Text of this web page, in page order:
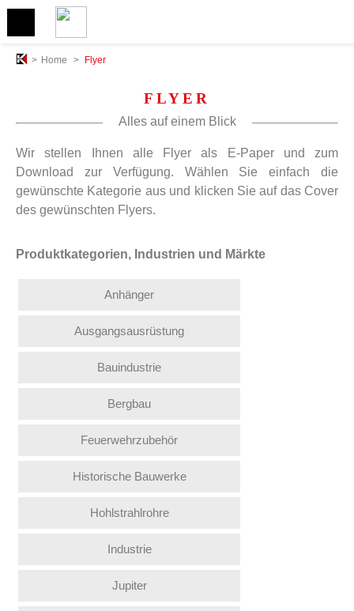
> Home > Flyer
FLYER
Alles auf einem Blick
Wir stellen Ihnen alle Flyer als E-Paper und zum
Download zur Verfügung. Wählen Sie einfach die
gewünschte Kategorie aus und klicken Sie auf das Cover
des gewünschten Flyers.
Produktkategorien, Industrien und Märkte
Anhänger
Ausgangsausrüstung
Bauindustrie
Bergbau
Feuerwehrzubehör
Historische Bauwerke
Hohlstrahlrohre
Industrie
Jupiter